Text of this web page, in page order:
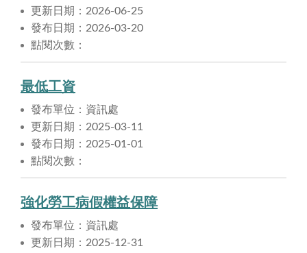
更新日期：2026-06-25
發布日期：2026-03-20
點閱次數：
最低工資
發布單位：資訊處
更新日期：2025-03-11
發布日期：2025-01-01
點閱次數：
強化勞工病假權益保障
發布單位：資訊處
更新日期：2025-12-31